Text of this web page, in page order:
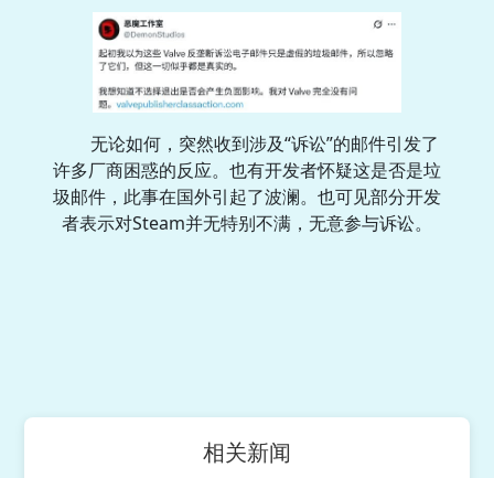
无论如何，突然收到涉及“诉讼”的邮件引发了
许多厂商困惑的反应。也有开发者怀疑这是否是垃
圾邮件，此事在国外引起了波澜。也可见部分开发
者表示对Steam并无特别不满，无意参与诉讼。
相关新闻